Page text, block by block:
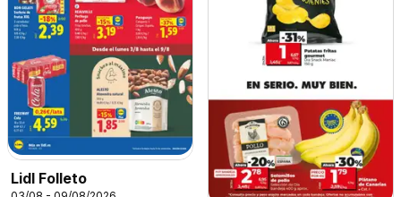
Lidl Folleto